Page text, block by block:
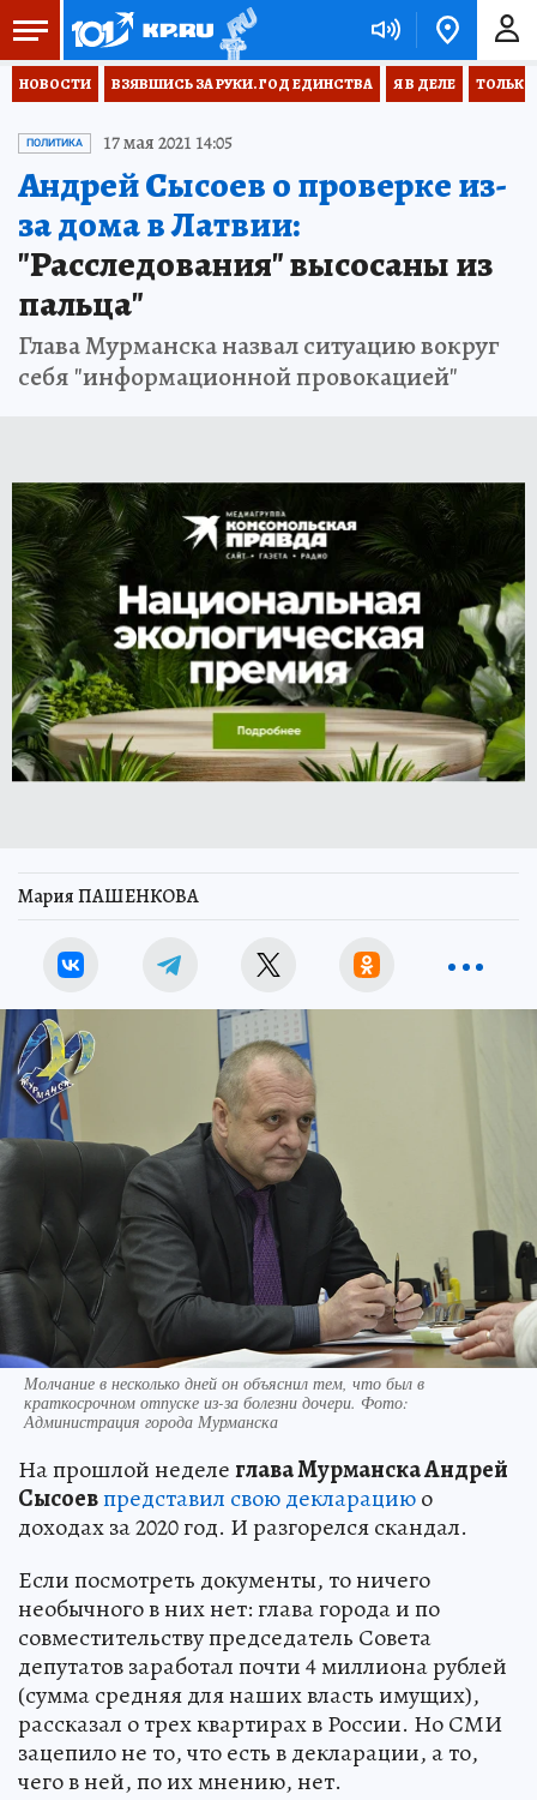
НОВОСТИ ВЗЯВШИСЬ ЗА РУКИ. ГОД ЕДИНСТВА Я В ДЕЛЕ ТОЛЬКО
ПОЛИТИКА 17 мая 2021 14:05
Андрей Сысоев о проверке из-
за дома в Латвии:
"Расследования" высосаны из
пальца"
Глава Мурманска назвал ситуацию вокруг
себя "информационной провокацией"
Мария ПАШЕНКОВА
Молчание в несколько дней он объяснил тем, что был в
краткосрочном отпуске из-за болезни дочери. Фото:
Администрация города Мурманска
На прошлой неделеглава Мурманска Андрей
Сысоевпредставил свою декларациюо
доходах за 2020 год. И разгорелся скандал.
Если посмотреть документы, то ничего
необычного в них нет: глава города и по
совместительству председатель Совета
депутатов заработал почти 4 миллиона рублей
(сумма средняя для наших власть имущих),
рассказал о трех квартирах в России. Но СМИ
зацепило не то, что есть в декларации, а то,
чего в ней, по их мнению, нет.